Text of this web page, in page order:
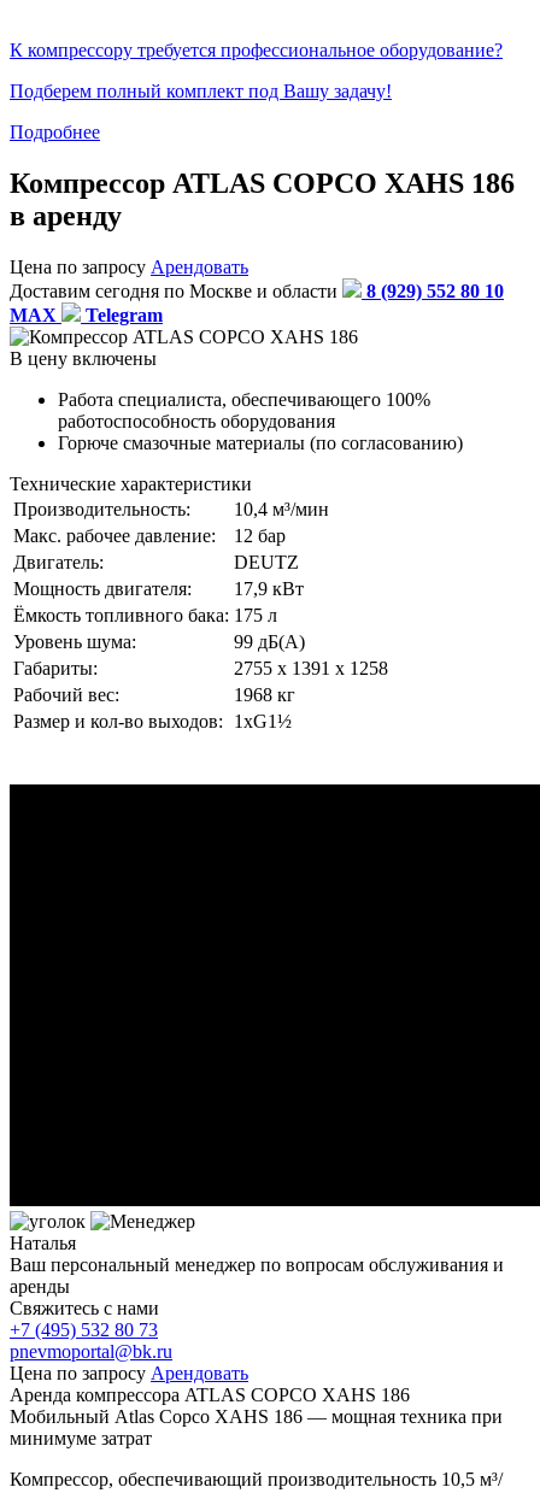
К компрессору требуется профессиональное оборудование?
Подберем полный комплект под Вашу задачу!
Подробнее
Компрессор ATLAS COPCO XAHS 186
в аренду
Цена по запросу Арендовать
Доставим сегодня по Москве и области
8 (929) 552 80 10
MAX
Telegram
В цену включены
Работа специалиста, обеспечивающего 100%
работоспособность оборудования
Горюче смазочные материалы (по согласованию)
Технические характеристики
Производительность:
10,4 м³/мин
Макс. рабочее давление:
12 бар
Двигатель:
DEUTZ
Мощность двигателя:
17,9 кВт
Ёмкость топливного бака: 175 л
Уровень шума:
99 дБ(А)
Габариты:
2755 x 1391 x 1258
Рабочий вес:
1968 кг
Размер и кол-во выходов:
1хG1½
Наталья
Ваш персональный менеджер по вопросам обслуживания и
аренды
Свяжитесь с нами
+7 (495) 532 80 73
pnevmoportal@bk.ru
Цена по запросу Арендовать
Аренда компрессора ATLAS COPCO XAHS 186
Мобильный Atlas Copco XAHS 186 — мощная техника при
минимуме затрат
Компрессор, обеспечивающий производительность 10,5 м³/